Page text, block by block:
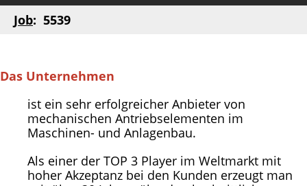
Job: 5539
Das Unternehmen
ist ein sehr erfolgreicher Anbieter von
mechanischen Antriebselementen im
Maschinen- und Anlagenbau.
Als einer der TOP 3 Player im Weltmarkt mit
hoher Akzeptanz bei den Kunden erzeugt man